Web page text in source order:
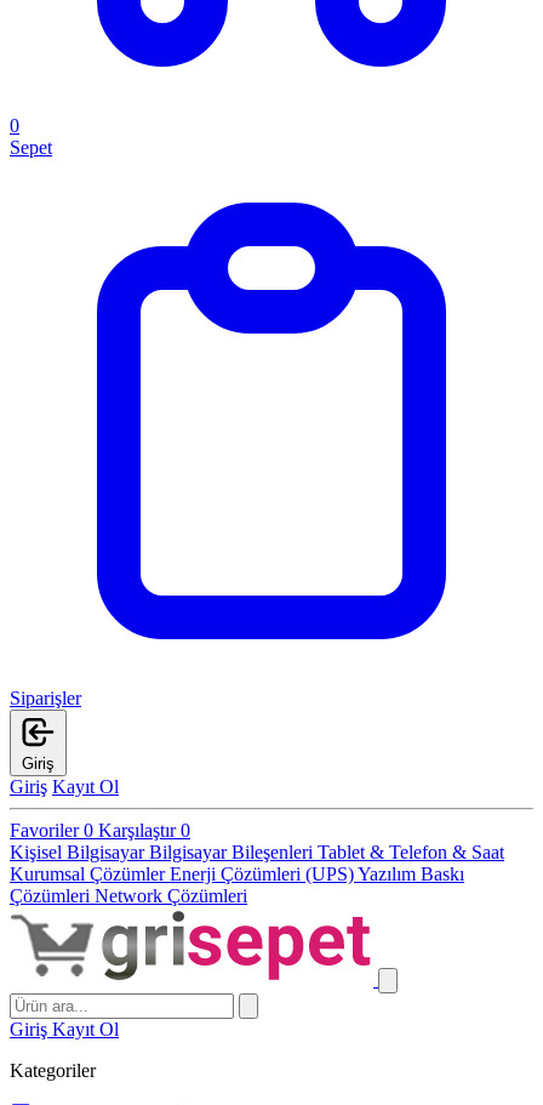
0
Sepet
Siparişler
Giriş
Giriş Kayıt Ol
Favoriler0 Karşılaştır0
Kişisel BilgisayarBilgisayar Bileşenleri Tablet & Telefon & Saat
Kurumsal ÇözümlerEnerji Çözümleri (UPS)Yazılım Baskı
Çözümleri Network Çözümleri
Giriş Kayıt Ol
Kategoriler